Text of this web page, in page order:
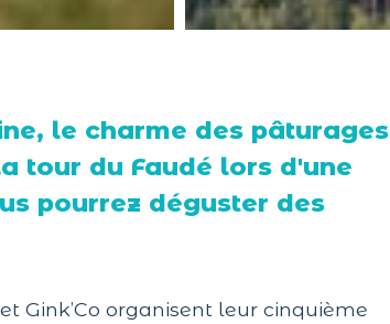
le charme des pâturages
tour du Faudé lors d'une
pourrez déguster des
Gink’Co organisent leur cinquième